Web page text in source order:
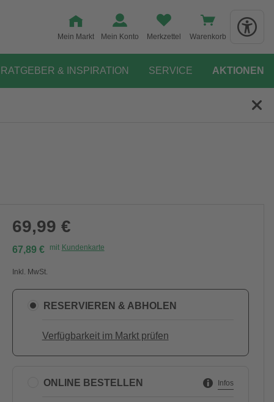
Mein Markt Mein Konto Merkzettel Warenkorb
RATGEBER & INSPIRATION SERVICE AKTIONEN
69,99 €
67,89 € mit Kundenkarte
Inkl. MwSt.
RESERVIEREN & ABHOLEN
Verfügbarkeit im Markt prüfen
ONLINE BESTELLEN Infos